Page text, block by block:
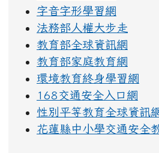
字音字形學習網
法務部人權大步走
教育部全球資訊網
教育部家庭教育網
環境教育終身學習網
168交通安全入口網
性別平等教育全球資訊
花蓮縣中小學交通安全